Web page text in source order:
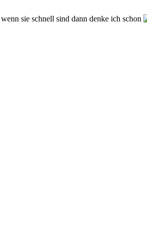
sie schnell sind dann denke ich schon